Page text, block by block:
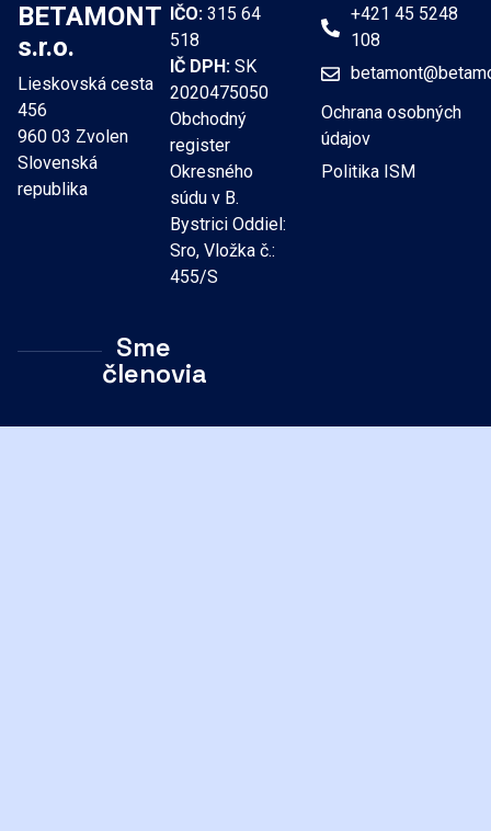
BETAMONT
s.r.o.
Lieskovská cesta
456
960 03 Zvolen
Slovenská
republika
IČO:315 64
518
IČ DPH:SK
2020475050
Obchodný
register
Okresného
súdu v B.
Bystrici Oddiel:
Sro, Vložka č.:
455/S
+421 45 5248
108
Ochrana osobných
údajov
Politika ISM
Sme
členovia